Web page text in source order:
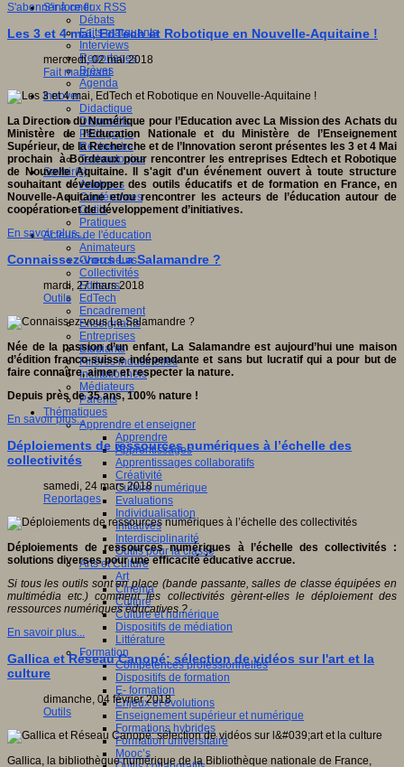
S'informer
Débats
Faits marquants
Interviews
Reportages
Brèves
Agenda
Innover
Didactique
Dispositifs
Pédagogie
Recherche
Technologies
Savoir(s)
Analyses
Conférences
Outils
Pratiques
Acteurs de l'éducation
Animateurs
Chercheurs
Collectivités
Editeurs
EdTech
Encadrement
Enseignants
Entreprises
Etudiants
Filières industrielles
Institutionnels
Médiateurs
Parents
Thématiques
Apprendre et enseigner
Apprendre
Apprentissages
Apprentissages collaboratifs
Créativité
Culture numérique
Evaluations
Individualisation
Initiatives
Interdisciplinarité
Outils pour la classe
Arts et Culture
Art
Cinéma
Culture
Culture et numérique
Dispositifs de médiation
Littérature
Formation
Compétences professionnelles
Dispositifs de formation
E- formation
Enjeux et évolutions
Enseignement supérieur et numérique
Formations hybrides
Formation universitaire
Mooc’s
S'abonner à ce flux RSS
Les 3 et 4 mai, EdTech et Robotique en Nouvelle-Aquitaine !
mercredi, 02 mai 2018
Fait marquant
La Direction du Numérique pour l’Education avec La Mission des Achats du
Ministère de l’Education Nationale et du Ministère de l’Enseignement
Supérieur, de la Recherche et de l’Innovation seront présentes les 3 et 4 Mai
prochain à Bordeaux pour rencontrer les entreprises Edtech et Robotique
de Nouvelle Aquitaine. Il s'agit d'un événement ouvert à toute structure
souhaitant développer des outils éducatifs et de formation en France, en
Nouvelle-Aquitaine et/ou rencontrer les acteurs de l’éducation autour de
coopération et de développement d’initiatives.
En savoir plus...
Connaissez-vous La Salamandre ?
mardi, 27 mars 2018
Outils
Née de la passion d’un enfant, La Salamandre est aujourd’hui une maison
d’édition franco-suisse indépendante et sans but lucratif qui a pour but de
faire connaître, aimer et respecter la nature.
Depuis près de 35 ans, 100% nature !
En savoir plus...
Déploiements de ressources numériques à l’échelle des
collectivités
samedi, 24 mars 2018
Reportages
Déploiements de ressources numériques à l’échelle des collectivités :
solutions diverses pour une efficacité éducative accrue.
Si tous les outils sont en place (bande passante, salles de classe équipées en
multimédia etc.) comment les collectivités gèrent-elles le déploiement des
ressources numériques éducatives ?
En savoir plus...
Gallica et Réseau Canopé: sélection de vidéos sur l'art et la
culture
dimanche, 04 février 2018
Outils
Gallica, la bibliothèque numérique de la Bibliothèque nationale de France,